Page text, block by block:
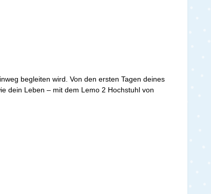
begleiten wird. Von den ersten Tagen deines
dein Leben – mit dem Lemo 2 Hochstuhl von